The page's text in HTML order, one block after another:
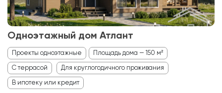
Одноэтажный дом Атлант
Проекты одноэтажные Площадь дома — 150 м²
С террасой Для круглогодичного проживания
В ипотеку или кредит